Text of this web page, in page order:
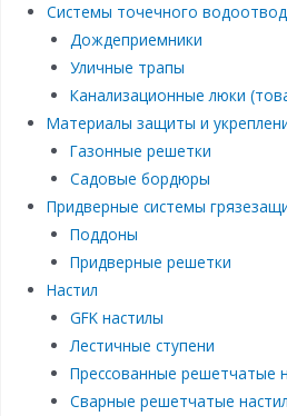
Системы точечного
Дождеприемники
Уличные трапы
Канализационные люки
Материалы защиты и
Газонные решетки
Садовые бордюры
Придверные системы
Поддоны
Придверные решетки
Настил
GFK настилы
Лестичные ступени
Прессованные решетчатые
Сварные решетчатые